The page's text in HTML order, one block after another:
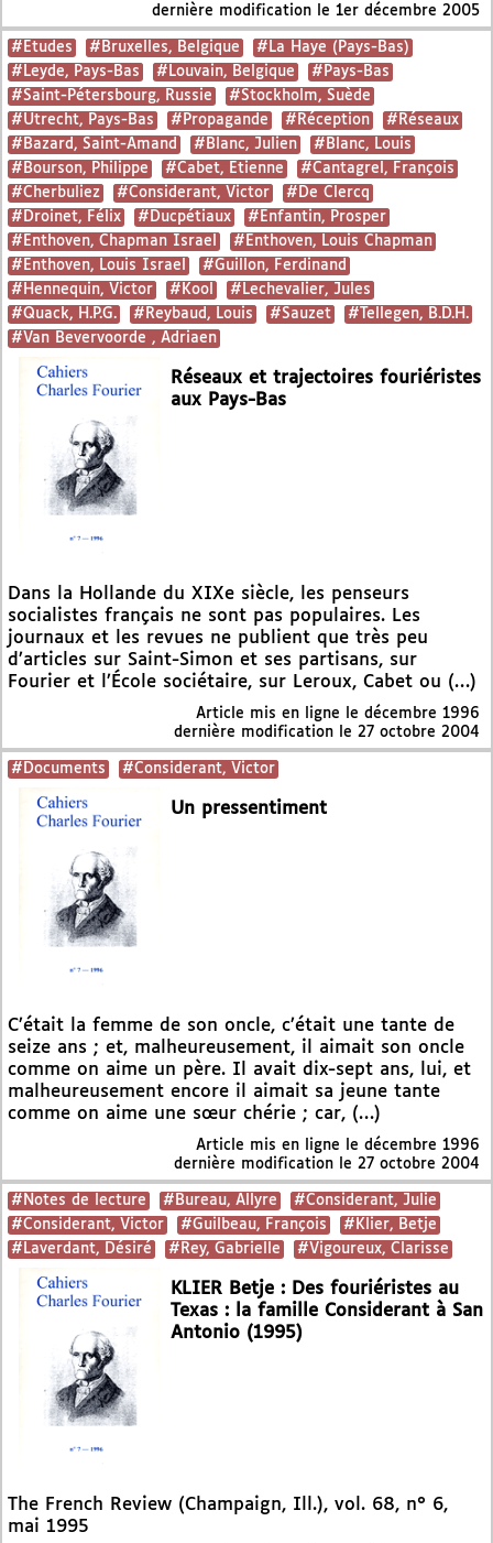
dernière modification le 1er décembre 2005
#Etudes #Bruxelles, Belgique
#La Haye (Pays-Bas)
#Leyde, Pays-Bas
#Louvain, Belgique
#Pays-Bas
#Saint-Pétersbourg, Russie
#Stockholm, Suède
#Utrecht, Pays-Bas
#Propagande #Réception
#Réseaux
#Bazard, Saint-Amand
#Blanc, Julien
#Blanc, Louis
#Bourson, Philippe
#Cabet, Etienne
#Cantagrel, François
#Cherbuliez
#Considerant, Victor
#De Clercq
#Droinet, Félix
#Ducpétiaux
#Enfantin, Prosper
#Enthoven, Chapman Israel
#Enthoven, Louis Chapman
#Enthoven, Louis Israel
#Guillon, Ferdinand
#Hennequin, Victor
#Kool
#Lechevalier, Jules
#Quack, H.P.G.
#Reybaud, Louis #Sauzet
#Tellegen, B.D.H.
#Van Bevervoorde , Adriaen
Réseaux et trajectoires fouriéristes
aux Pays-Bas
Dans la Hollande du XIXe siècle, les penseurs
socialistes français ne sont pas populaires. Les
journaux et les revues ne publient que très peu
d’articles sur Saint-Simon et ses partisans, sur
Fourier et l’École sociétaire, sur Leroux, Cabet ou (…)
Article mis en ligne le décembre 1996
dernière modification le 27 octobre 2004
#Documents #Considerant, Victor
Un pressentiment
C’était la femme de son oncle, c’était une tante de
seize ans ; et, malheureusement, il aimait son oncle
comme on aime un père. Il avait dix-sept ans, lui, et
malheureusement encore il aimait sa jeune tante
comme on aime une sœur chérie ; car, (…)
Article mis en ligne le décembre 1996
dernière modification le 27 octobre 2004
#Notes de lecture #Bureau, Allyre
#Considerant, Julie
#Considerant, Victor
#Guilbeau, François
#Klier, Betje
#Laverdant, Désiré
#Rey, Gabrielle #Vigoureux, Clarisse
KLIER Betje : Des fouriéristes au
Texas : la famille Considerant à San
Antonio (1995)
The French Review (Champaign, Ill.), vol. 68, n° 6,
mai 1995